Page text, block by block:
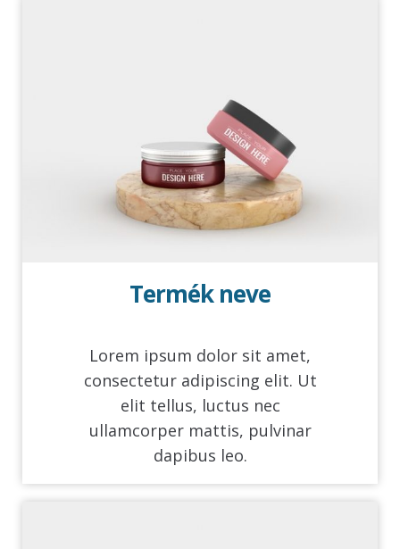
Termék neve
Lorem ipsum dolor sit amet,
consectetur adipiscing elit. Ut
elit tellus, luctus nec
ullamcorper mattis, pulvinar
dapibus leo.